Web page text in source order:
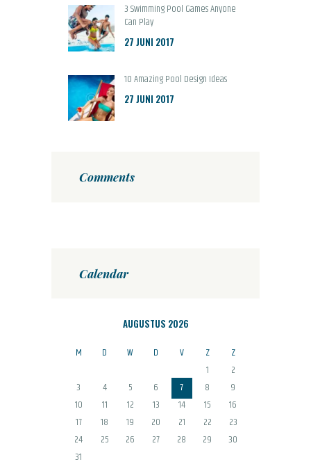
3 Swimming Pool Games Anyone
Can Play
27 JUNI 2017
10 Amazing Pool Design Ideas
27 JUNI 2017
Comments
Calendar
AUGUSTUS 2026
M D W D V Z
Z
1
2
3
4 5 6 7 8
9
10
11 12 13 14 15
16
17
18 19 20 21 22
23
24
25 26 27 28 29
30
31